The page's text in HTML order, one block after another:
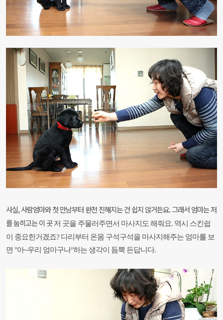
사실, 사람엄마와 첫 만남부터 완전 친해지는 건 쉽지 않거든요. 그래서 엄마는 저
를 눕히고는 이 곳저 곳을 주물러주면서 마사지도 해줘요. 역시 스킨쉽
이 중요한거겠죠? 다리부터 온몸 구석구석을 마사지해주는 엄마를 보
면 "아~우리 엄마구나"하는 생각이 듬뿍 든답니다.